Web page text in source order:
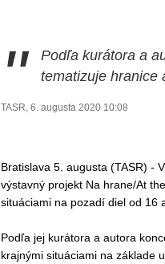
"
Podľa kurátora a
tematizuje hranice
TASR, 6. augusta 2020 10:08
Bratislava 5. augusta (TASR) -
výstavný projekt Na hrane/At
situáciami na pozadí diel od 16
Podľa jej kurátora a autora
krajnými situáciami na základe